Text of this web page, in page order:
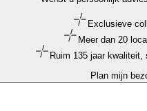
Exclusieve
Meer dan 20
Ruim 135 jaar
Plan mijn